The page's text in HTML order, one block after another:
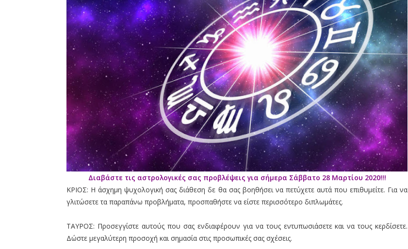
Διαβάστε τις αστρολογικές σας προβλέψεις για σήμερα Σάββατο 28 Μαρτίου 2020!!!
ΚΡΙΟΣ: Η άσχημη ψυχολογική σας διάθεση δε θα σας βοηθήσει να πετύχετε αυτά που επιθυμείτε. Για να
γλιτώσετε τα παραπάνω προβλήματα, προσπαθήστε να είστε περισσότερο διπλωμάτες.
ΤΑΥΡΟΣ: Προσεγγίστε αυτούς που σας ενδιαφέρουν για να τους εντυπωσιάσετε και να τους κερδίσετε.
Δώστε μεγαλύτερη προσοχή και σημασία στις προσωπικές σας σχέσεις.